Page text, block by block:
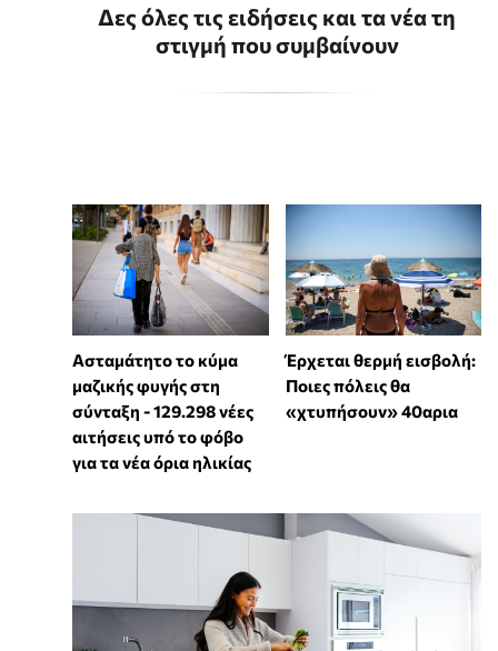
Δες όλες τις ειδήσεις και τα νέα τη
στιγμή που συμβαίνουν
Ασταμάτητο το κύμα
μαζικής φυγής στη
σύνταξη - 129.298 νέες
αιτήσεις υπό το φόβο
για τα νέα όρια ηλικίας
Έρχεται θερμή εισβολή:
Ποιες πόλεις θα
«χτυπήσουν» 40αρια